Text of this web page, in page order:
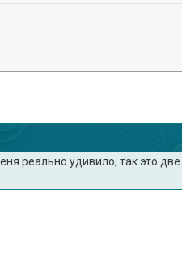
реально удивило, так это